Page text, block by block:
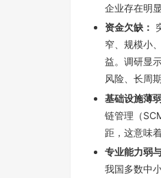
企业存在明
资金欠缺：
窄、规模小
益。调研显
风险、长周
基础设施薄
链管理（
距，这意味
专业能力弱
我国多数中